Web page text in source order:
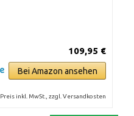
109,95 €
Bei Amazon ansehen
Preis inkl. MwSt., zzgl. Versandkosten